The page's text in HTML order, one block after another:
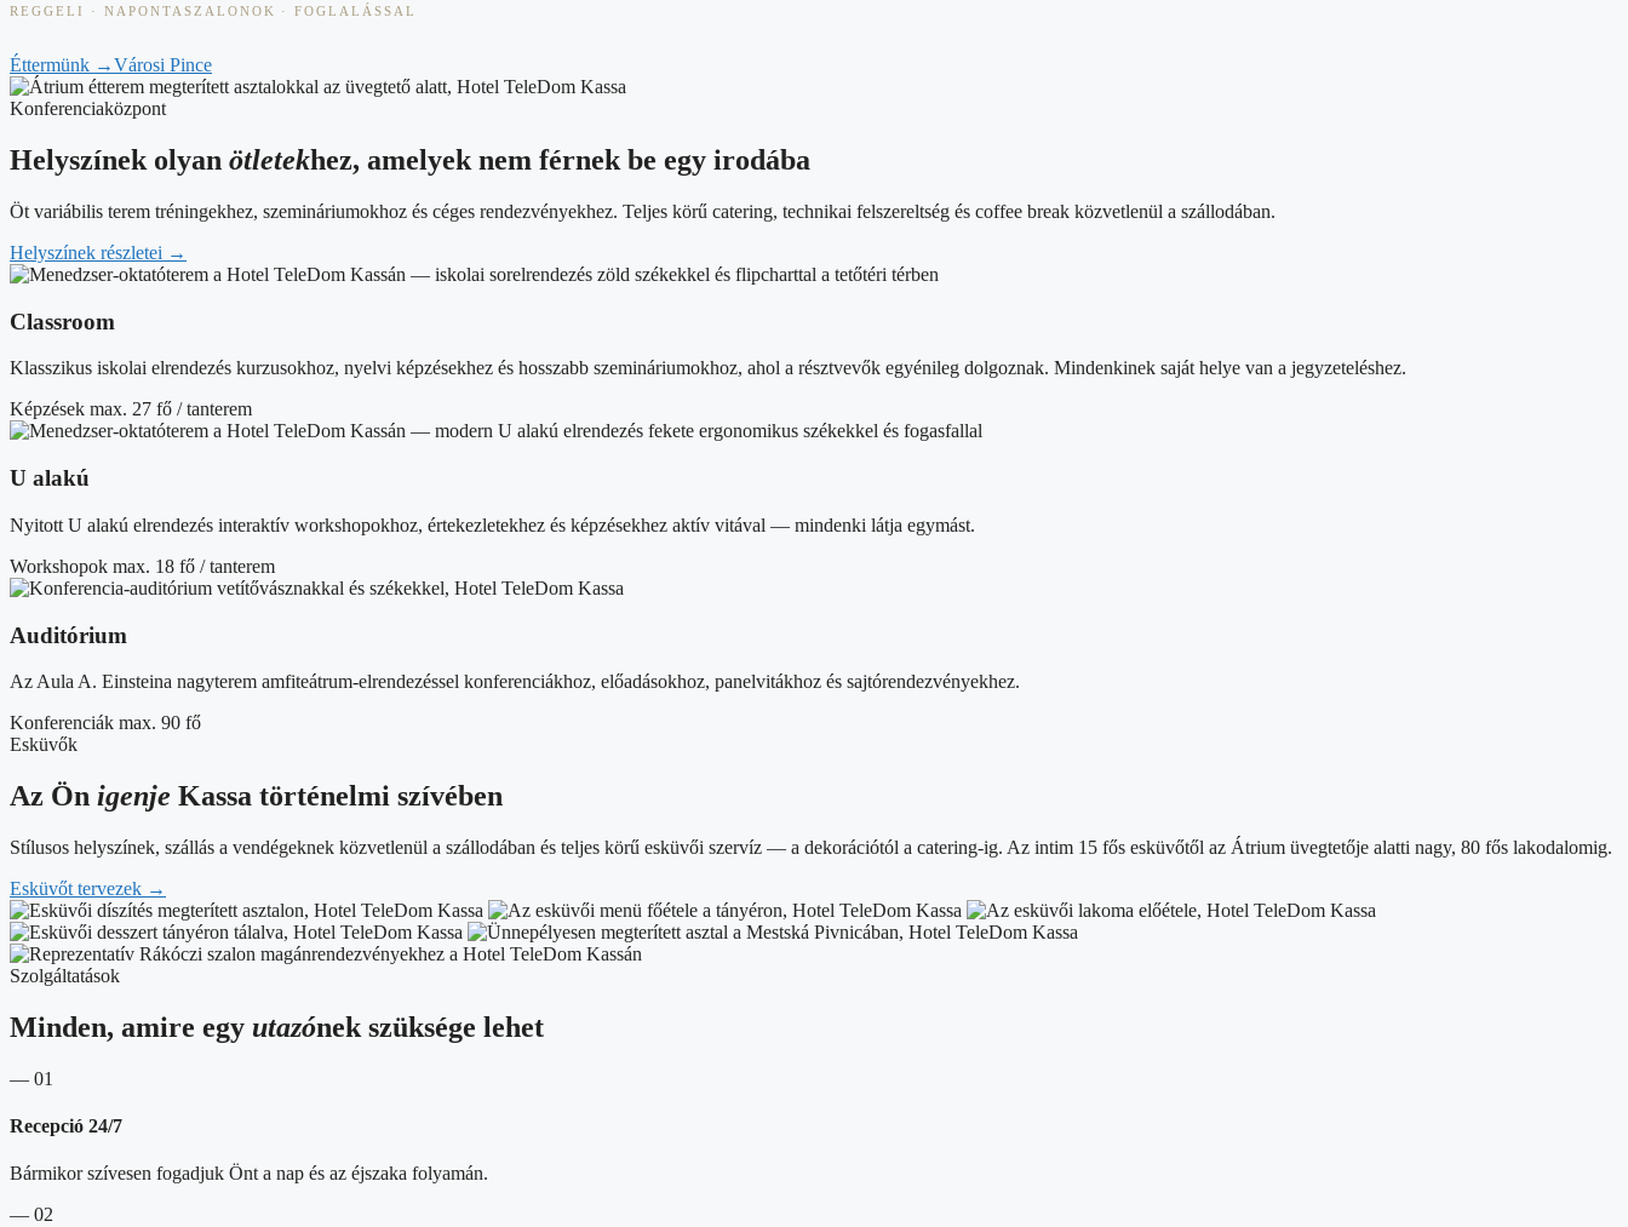
REGGELI · NAPONTA SZALONOK · FOGLALÁSSAL
Éttermünk →Városi Pince
Konferenciaközpont
Helyszínek olyan ötletekhez, amelyek nem férnek be egy irodába
Öt variábilis terem tréningekhez, szemináriumokhoz és céges rendezvényekhez. Teljes körű catering, technikai felszereltség és coffee break közvetlenül a szállodában.
Helyszínek részletei →
Classroom
Klasszikus iskolai elrendezés kurzusokhoz, nyelvi képzésekhez és hosszabb szemináriumokhoz, ahol a résztvevők egyénileg dolgoznak. Mindenkinek saját helye van a jegyzeteléshez.
Képzések max. 27 fő / tanterem
U alakú
Nyitott U alakú elrendezés interaktív workshopokhoz, értekezletekhez és képzésekhez aktív vitával — mindenki látja egymást.
Workshopok max. 18 fő / tanterem
Auditórium
Az Aula A. Einsteina nagyterem amfiteátrum-elrendezéssel konferenciákhoz, előadásokhoz, panelvitákhoz és sajtórendezvényekhez.
Konferenciák max. 90 fő
Esküvők
Az Ön igenje Kassa történelmi szívében
Stílusos helyszínek, szállás a vendégeknek közvetlenül a szállodában és teljes körű esküvői szervíz — a dekorációtól a catering-ig. Az intim 15 fős esküvőtől az Átrium üvegtetője alatti nagy, 80 fős lakodalomig.
Esküvőt tervezek →
Szolgáltatások
Minden, amire egy utazónek szüksége lehet
— 01
Recepció 24/7
Bármikor szívesen fogadjuk Önt a nap és az éjszaka folyamán.
— 02